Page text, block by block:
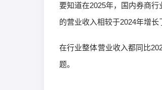
要知道在2025年，国内券商
的营业收入相较于2024年增长
在行业整体营业收入都同比
题。